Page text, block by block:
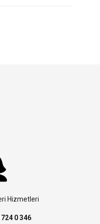
Hizmetleri
0 346